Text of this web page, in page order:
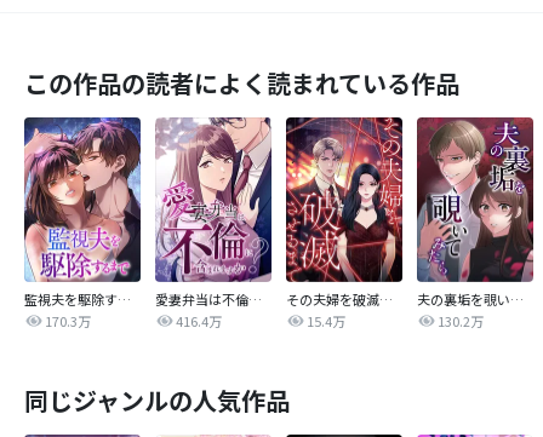
この作品の読者によく読まれている作品
監視夫を駆除するまで
170.3万
愛妻弁当は不倫に含まれますか？
416.4万
その夫婦を破滅させるまで
15.4万
夫の裏垢を覗いてみたら
130.2万
同じジャンルの人気作品